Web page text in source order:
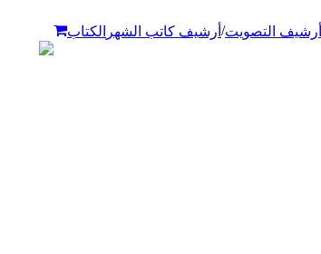
أرشيف التصويت/ أرشيف كاتب الشهر الكتاب